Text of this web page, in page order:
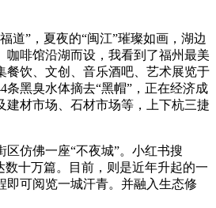
”，夏夜的“闽江”璀璨如画，湖边
咖啡馆沿湖而设，我看到了福州最美
餐饮、文创、音乐酒吧、艺术展览于
条黑臭水体摘去“黑帽”，正在经济成
建材市场、石材市场等，上下杭三捷
仿佛一座“不夜城”。小红书搜
数十万篇。目前，则是近年升起的一
即可阅览一城汗青。并融入生态修